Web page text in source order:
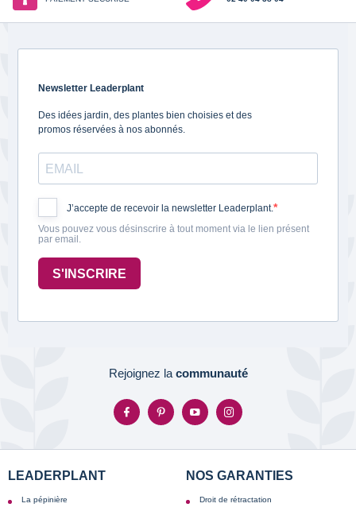
Newsletter Leaderplant
Des idées jardin, des plantes bien choisies et des
promos réservées à nos abonnés.
J’accepte de recevoir la newsletter Leaderplant.
Vous pouvez vous désinscrire à tout moment via le lien présent
par email.
S'INSCRIRE
Rejoignez la communauté
LEADERPLANT
La pépinière
NOS GARANTIES
Droit de rétractation